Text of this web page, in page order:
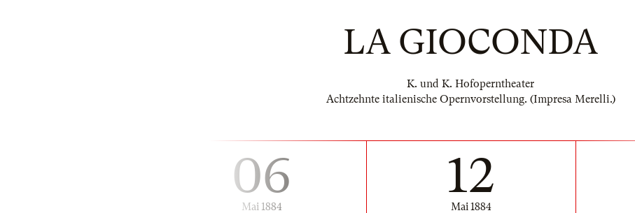
LA GIOCONDA
K. und K. Hofoperntheater
Achtzehnte italienische Opernvorstellung. (Impresa Merelli.)
06
Mai 1884
12
Mai 1884